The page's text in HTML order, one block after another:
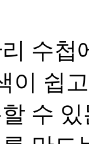
수첩
이 쉽
수